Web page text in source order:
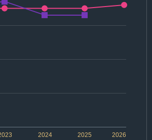
2024 2026
2025